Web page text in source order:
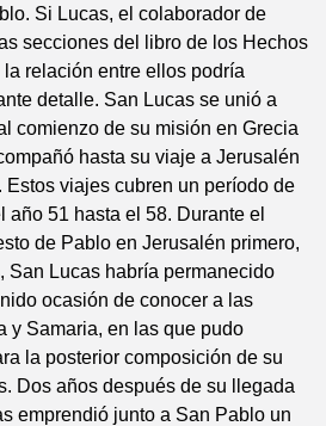
Si Lucas, el colaborador de
secciones del libro de los Hechos
relación entre ellos podría
detalle. San Lucas se unió a
comienzo de su misión en Grecia
hasta su viaje a Jerusalén
Estos viajes cubren un período de
año 51 hasta el 58. Durante el
de Pablo en Jerusalén primero,
San Lucas habría permanecido
ocasión de conocer a las
y Samaria, en las que pudo
la posterior composición de su
Dos años después de su llegada
emprendió junto a San Pablo un